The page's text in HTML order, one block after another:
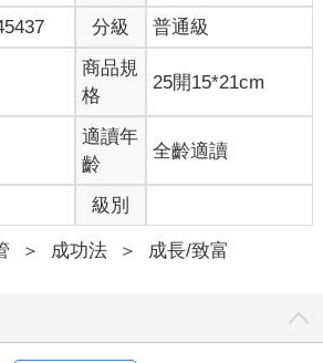
兒子互相打招呼。
稍微向前移動。
要一起吃午餐嗎？」
吃飯吧。」
始一小時」的指示牌，對永哲說：
玩其他的遊樂設施。一小時後在後面的
，直接走到遊樂設施入口，等了大概二
哲和永賢等了快一小時才終於搭上，玩
下子就結束。再過不久就是他和光秀約
得出神，沒有意識到約定的一小時快到
分級 普通級
商品規
格
25開15*21cm
適讀年
齡
全齡適讀
級別
＞ 成功法 ＞ 成長/致富